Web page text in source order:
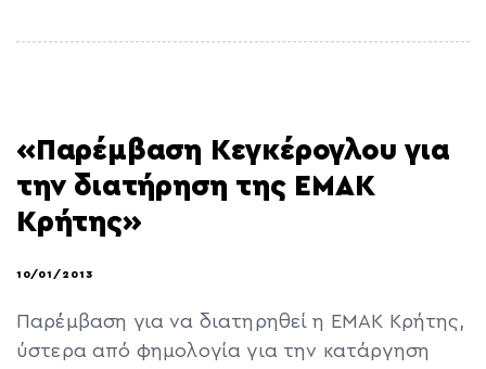
«Παρέμβαση Κεγκέρογλου για
την διατήρηση της ΕΜΑΚ
Κρήτης»
10/01/2013
Παρέμβαση για να διατηρηθεί η ΕΜΑΚ Κρήτης,
ύστερα από φημολογία για την κατάργηση